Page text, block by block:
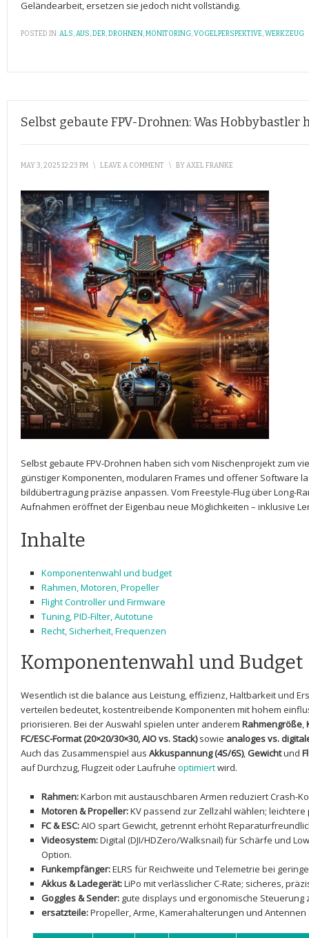
Geländearbeit, ersetzen⁣ sie jedoch nicht vollständig.
POSTED IN:ALS,AUS,DER,DROHNEN,MONITORING,VOGELPERSPEKTIVE,WERKZEUG
Selbst gebaute FPV-Drohnen: Was
MAY 3, 2025 12:23 PM \ LEAVE A COMMENT \ BYAXEL FRANKE
Selbst gebaute⁣ FPV-Drohnen haben sich vom Nischenprojekt zum
günstiger Komponenten, modularen Frames und offener Software
bildübertragung präzise anpassen. Vom Freestyle-Flug über Long-
Aufnahmen eröffnet der Eigenbau neue Möglichkeiten – inklusive
Inhalte
Komponentenwahl‌ und budget
Rahmen, Motoren,‍ Propeller
Flight Controller und​ Firmware
Tuning, PID-Filter, Autotune
Recht, Sicherheit, Frequenzen
Komponentenwahl und Budget
Wesentlich ist ​die balance aus ​Leistung, effizienz, Haltbarkeit und
verteilen bedeutet, ⁢kostentreibende Komponenten mit hohem
priorisieren. Bei der Auswahl spielen ⁤unter anderem Rahmengröße,
FC/ESC-Format (20×20/30×30, AIO vs. Stack)sowie analoges vs.
Auch das Zusammenspiel aus Akkuspannung (4S/6S), Gewichtund
auf Durchzug, Flugzeit ⁤oder Laufruhe optimiertwird.
Rahmen:Karbon mit austauschbaren Armen ​reduziert Crash-
Motoren & Propeller:KV passend zur Zellzahl wählen;
FC & ESC:AIO spart Gewicht, getrennt erhöht
Videosystem:Digital (DJI/HDZero/Walksnail) für Schärfe und
Option.
Funkempfänger:ELRS für Reichweite und Telemetrie bei
Akkus & Ladegerät:LiPo mit verlässlicher C-Rate; ⁢sicheres,
Goggles & Sender: gute displays und‍ ergonomische ​Steuerung
ersatzteile:Propeller, Arme, Kamerahalterungen ⁢und